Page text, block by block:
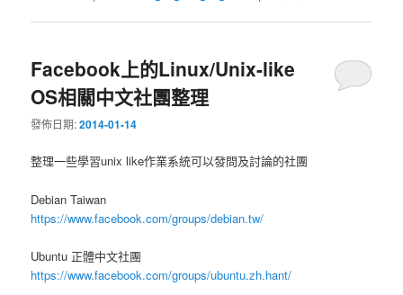
Facebook上的Linux/Unix-like
OS相關中文社團整理
發佈日期:2014-01-14
整理一些學習unix like作業系統可以發問及討論的社團
Debian Taiwan
https://www.facebook.com/groups/debian.tw/
Ubuntu 正體中文社團
https://www.facebook.com/groups/ubuntu.zh.hant/